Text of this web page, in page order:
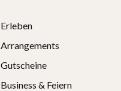
Erleben
Arrangements
Gutscheine
Business & Feiern